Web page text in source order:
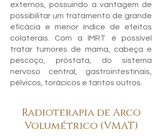
externos, possuindo a vantagem de
possibilitar um tratamento de grande
eficácia e menor índice de efeitos
colaterais. Com a IMRT é possível
tratar tumores de mama, cabeça e
pescoço, próstata, do sistema
nervoso central, gastrointestinais,
pélvicos, torácicos e tantos outros.
Radioterapia de Arco
Volumétrico (VMAT)